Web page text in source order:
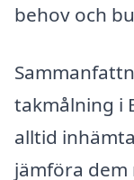
behov och
takmålning i
alltid
jämföra